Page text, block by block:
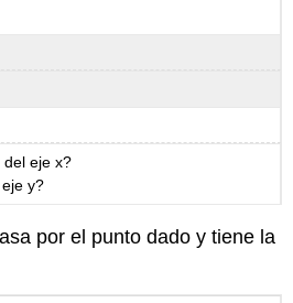
del eje x?
y?
por el punto dado y tiene la